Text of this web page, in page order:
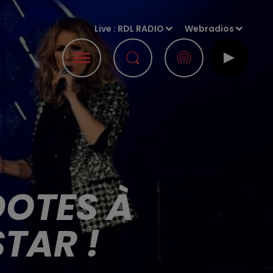
Live : RDL RADIO Webradios
À
!